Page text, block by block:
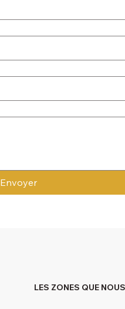
Envoyer
LES ZONES QUE